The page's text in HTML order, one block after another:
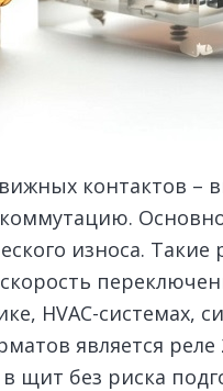
контактов –
износа. Такие
HVAC-системах,
является реле
щит без риска